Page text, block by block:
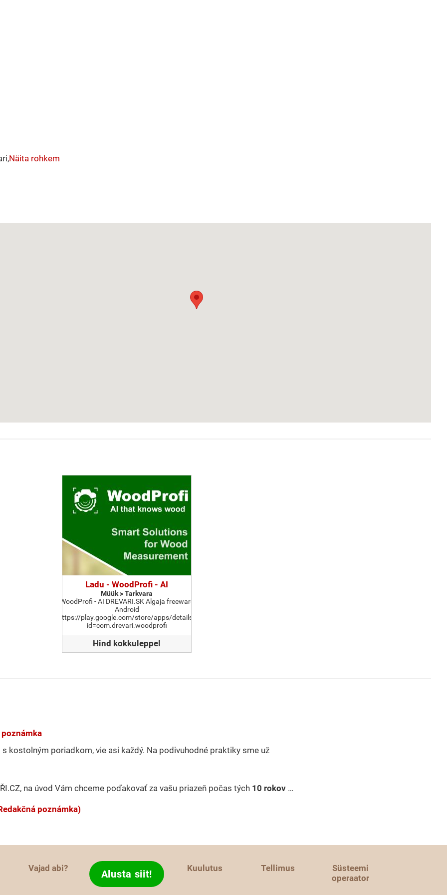
Näita rohkem
Ladu - WoodProfi - AI
Müük > Tarkvara
WoodProfi - AI DREVARI.SK Algaja freeware
Android
https://play.google.com/store/apps/details?
id=com.drevari.woodprofi
Hind kokkuleppel
kostolným poriadkom, vie asi každý. Na podivuhodné praktiky sme už
na úvod Vám chceme poďakovať za vašu priazeň počas tých 10 rokov …
poznámka)
Vajad abi? Alusta siit! Kuulutus Tellimus
Süsteemi
operaator